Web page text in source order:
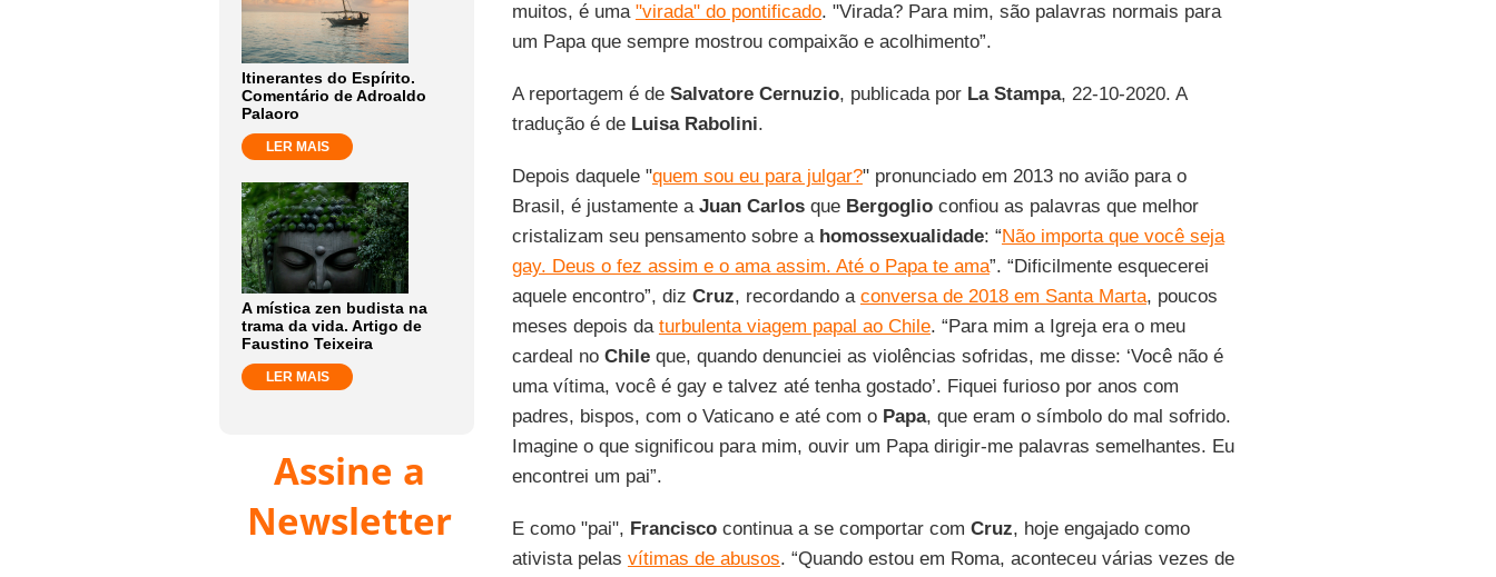
Itinerantes do Espírito.
Comentário de Adroaldo
Palaoro
LER MAIS
A mística zen budista na
trama da vida. Artigo de
Faustino Teixeira
LER MAIS
Assine a
Newsletter
muitos, é uma "virada" do pontificado. "Virada? Para mim, são palavras normais para
um Papa que sempre mostrou compaixão e acolhimento”.
A reportagem é de Salvatore Cernuzio, publicada por La Stampa, 22-10-2020. A
tradução é de Luisa Rabolini.
Depois daquele "quem sou eu para julgar?" pronunciado em 2013 no avião para o
Brasil, é justamente a Juan Carlosque Bergoglioconfiou as palavras que melhor
cristalizam seu pensamento sobre a homossexualidade: “Não importa que você seja
gay. Deus o fez assim e o ama assim. Até o Papa te ama”. “Dificilmente esquecerei
aquele encontro”, diz Cruz, recordando a conversa de 2018 em Santa Marta, poucos
meses depois da turbulenta viagem papal ao Chile. “Para mim a Igreja era o meu
cardeal no Chileque, quando denunciei as violências sofridas, me disse: ‘Você não é
uma vítima, você é gay e talvez até tenha gostado’. Fiquei furioso por anos com
padres, bispos, com o Vaticano e até com o Papa, que eram o símbolo do mal sofrido.
Imagine o que significou para mim, ouvir um Papa dirigir-me palavras semelhantes. Eu
encontrei um pai”.
E como "pai", Franciscocontinua a se comportar com Cruz, hoje engajado como
ativista pelas vítimas de abusos. “Quando estou em Roma, aconteceu várias vezes de